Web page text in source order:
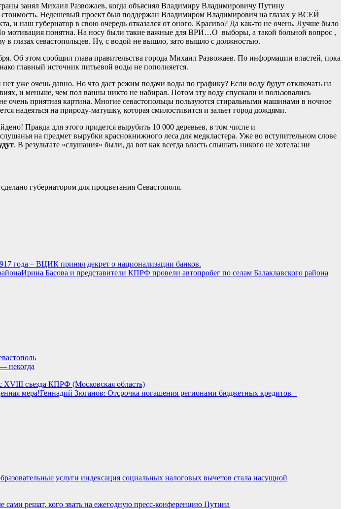
занял Михаил Развожаев, когда объяснял Владимиру Владимировичу Путину
стоимость. Недешевый проект был поддержан Владимиром Владимирович на глазах у ВСЕЙ
наш губернатор в свою очередь отказался от оного. Красиво? Да как-то не очень. Лучше было
мотивация понятна. На носу были такие важные для ВРИ…О выборы, а такой больной вопрос ,
в глазах севастопольцев. Ну, с водой не вышло, зато вышло с должностью.
Об этом сообщил глава правительства города Михаил Развожаев. По информации властей, пока
главный источник питьевой воды не пополняется.
уже очень давно. Но что даст режим подачи воды по графику? Если воду будут отключать на
и меньше, чем пол ванны никто не набирал. Потом эту воду спускали и пользовались
очень приятная картина. Многие севастопольцы пользуются стиральными машинами в ночное
надеяться на природу-матушку, которая смилостивится и зальет город дождями.
Правда для этого придется вырубить 10 000 деревьев, в том числе и
на предмет вырубки краснокнижного леса для медкластера. Уже во вступительном слове
. В результате «слушания» были, да вот как всегда власть слышать никого не хотела: ни
губернатором для процветания Севастополя.
года – ВЦИК принял декрет о национализации банков.
Ирина Басова и представители КПРФ провели автопробег по селам Балаклавского района
некогда
XVIII съезда КПРФ (Московская область)
Геннадий Зюганов: Отсрочка погашения регионами бюджетных кредитов –
услуги индексация социальных налоговых вычетов стала насущной
сами решат, кого звать на ежегодную пресс-конференцию Путина